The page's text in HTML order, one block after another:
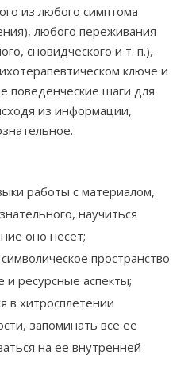
из любого симптома
любого переживания
сновидческого и т. п.),
ключе и
поведенческие шаги для
из информации,
работы с материалом,
научиться
оно несет;
пространство
и ресурсные аспекты;
в хитросплетении
запоминать все ее
на ее внутренней